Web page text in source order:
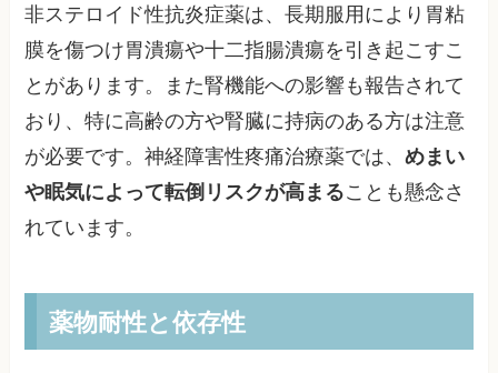
非ステロイド性抗炎症薬は、長期服用により胃粘
膜を傷つけ胃潰瘍や十二指腸潰瘍を引き起こすこ
とがあります。また腎機能への影響も報告されて
おり、特に高齢の方や腎臓に持病のある方は注意
が必要です。神経障害性疼痛治療薬では、めまい
や眠気によって転倒リスクが高まることも懸念さ
れています。
薬物耐性と依存性